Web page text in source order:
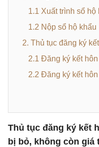
1.1 Xuất trình sổ hộ
1.2 Nộp sổ hộ khẩu
2. Thủ tục đăng ký
2.1 Đăng ký kết
2.2 Đăng ký kết
Thủ tục đăng ký kết
bị bỏ, không còn